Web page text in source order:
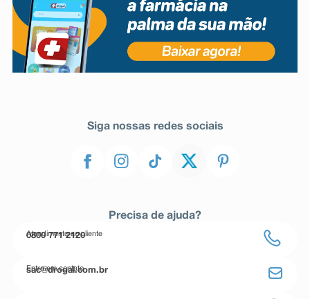
Siga nossas redes sociais
Precisa de ajuda?
Atendimento ao cliente
0800 771 2120
Entre em contato
sac@drogal.com.br